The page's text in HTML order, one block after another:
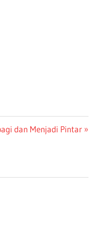
dan Menjadi Pintar